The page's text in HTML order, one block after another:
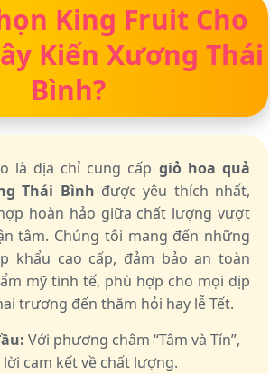
King Fruit Cho
Kiến Xương Thái
Bình?
là địa chỉ cung cấp giỏ hoa quả
Thái Bình được yêu thích nhất,
hoàn hảo giữa chất lượng vượt
tâm. Chúng tôi mang đến những
khẩu cao cấp, đảm bảo an toàn
mỹ tinh tế, phù hợp cho mọi dịp
trương đến thăm hỏi hay lễ Tết.
Với phương châm “Tâm và Tín”,
cam kết về chất lượng.